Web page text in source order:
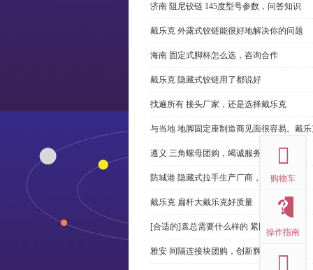
济南 阻尼铰链 145度型号参数，问答知识
戴乐克 外露式铰链能很好地解决你的问题
海南 固定式脚杯怎么选，咨询合作
戴乐克 隐藏式铰链用了都说好
找遍所有 接头厂家，还是选择戴乐克
与当地 地脚固定座制造商见面很容易。戴
遵义 三角螺母团购，竭诚服务
防城港 隐藏式拉手生产厂商，尊重客户
戴乐克 扁杆大戴乐克好质量
[合适的]袁总需要什么样的 紧固件？
雅安 间隔连接块团购，创新辉煌
top
购物车
操作指南